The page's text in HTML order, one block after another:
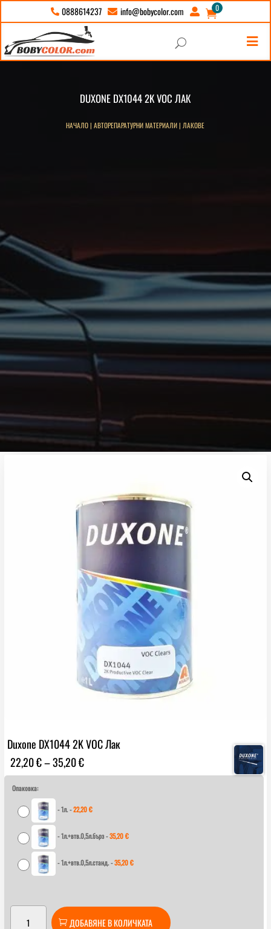
 0888614237  info@bobycolor.com  
0

U
DUXONE DX1044 2K VOC ЛАК
НАЧАЛО|АВТОРЕПАРАТУРНИ МАТЕРИАЛИ| ЛАКОВЕ
Duxone DX1044 2K VOC Лак
22,20€–35,20€Price
range:
through
35,20 €
Опаковка:
-1л.-22,20€
-1л.+втв.0,5л.бърз-35,20€
-1л.+втв.0,5л.станд.-35,20€
ДОБАВЯНЕ В КОЛИЧКАТА